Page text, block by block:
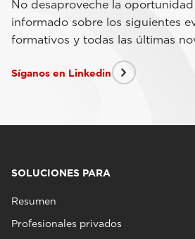
No desaproveche la
informado sobre los siguientes
formativos y todas las últimas
Síganos en Linkedin
SOLUCIONES PARA
Resumen
Profesionales privados